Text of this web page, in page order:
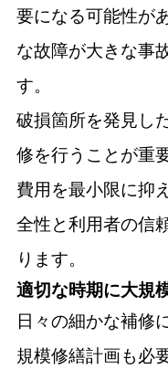
要になる可能性が
な故障が大きな事
す。
破損箇所を発見し
修を行うことが重
費用を最小限に抑
全性と利用者の信
ります。
適切な時期に大規
日々の細かな補修
規模修繕計画も必